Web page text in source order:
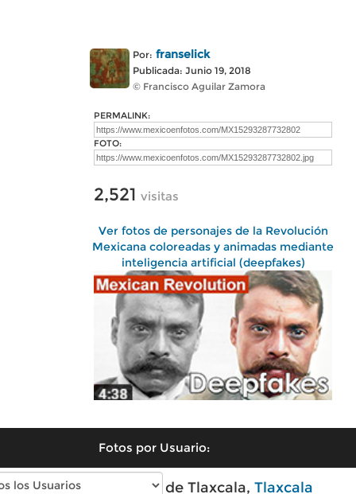
Por: franselick
Publicada: Junio 19, 2018
© Francisco Aguilar Zamora
PERMALINK:
FOTO:
2,521 visitas
Ver fotos de personajes de la Revolución
Mexicana coloreadas y animadas mediante
inteligencia artificial (deepfakes)
Fotos por Usuario:
Fotos modernas de Tlaxcala, Tlaxcala